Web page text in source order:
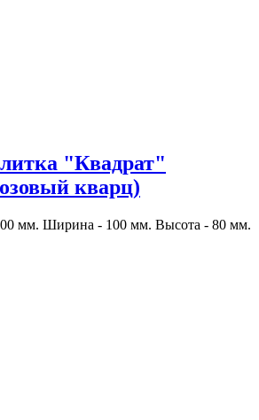
"Квадрат"
кварц)
мм. Ширина - 100 мм. Высота - 80 мм.